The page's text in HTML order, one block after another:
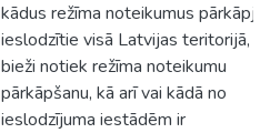
kādus režīma noteikumus pārkāpj
ieslodzītie visā Latvijas teritorijā,
bieži notiek režīma noteikumu
pārkāpšanu, kā arī vai kādā no
ieslodzījuma iestādēm ir